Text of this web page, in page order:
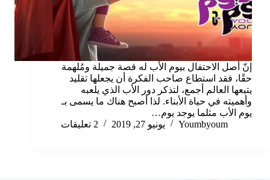
إنّ أصل الاحتفال بيوم الأب له قصة جميلة ومُلهمة
حقًا، فقد استطاع صاحب الفكرة أن يجعلها تقليد
يتبعها العالم أجمع، لتذكر دور الأب الذي يلعبه
وأهميته في حياة الأبناء. لذا أصبح هناك ما يسمى بـ
يوم الأب مثلما يوجد يوم…
Youmbyoum
يونيو 27, 2019 2 تعليقات